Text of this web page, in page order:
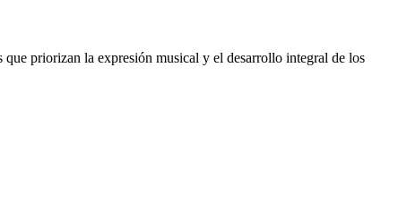
priorizan la expresión musical y el desarrollo integral de los